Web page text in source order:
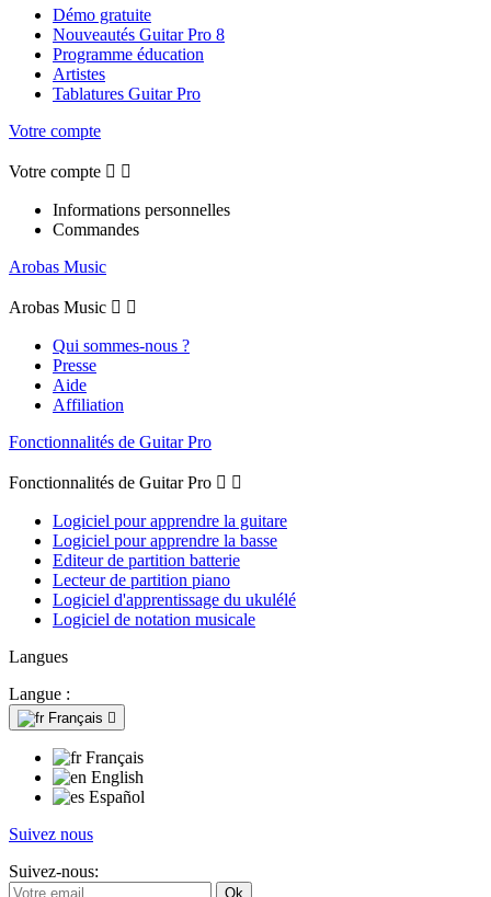
Démo gratuite
Nouveautés Guitar Pro 8
Programme éducation
Artistes
Tablatures Guitar Pro
Votre compte
Votre compte  
Informations personnelles
Commandes
Arobas Music
Arobas Music  
Qui sommes-nous ?
Presse
Aide
Affiliation
Fonctionnalités de Guitar Pro
Fonctionnalités de Guitar Pro  
Logiciel pour apprendre la guitare
Logiciel pour apprendre la basse
Editeur de partition batterie
Lecteur de partition piano
Logiciel d'apprentissage du ukulélé
Logiciel de notation musicale
Langues
Langue :
Français 
Français
English
Español
Suivez nous
Suivez-nous: